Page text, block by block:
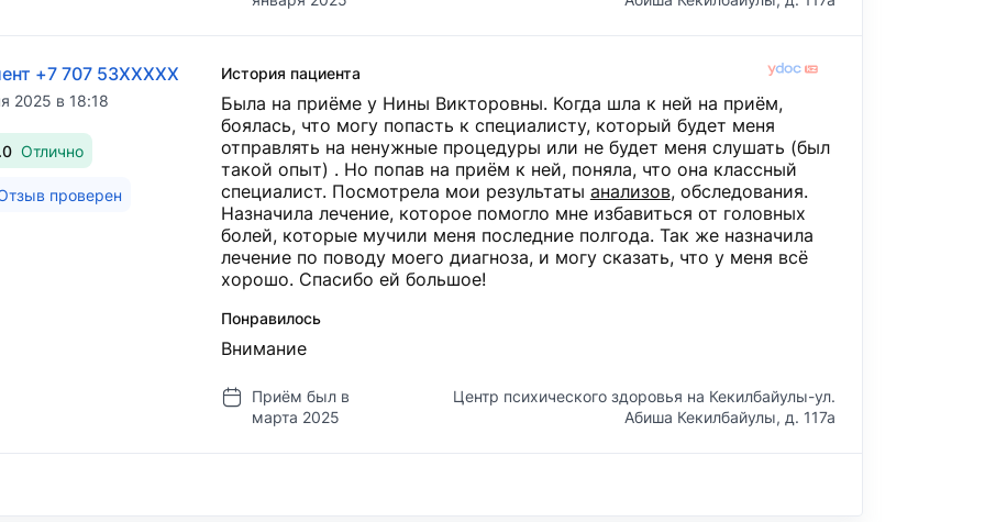
+7 707 53XXXXX
2025 в 18:18
Отлично
проверен
История пациента
Была на приёме у Нины Викторовны. Когда шла к ней на приём,
боялась, что могу попасть к специалисту, который будет меня
отправлять на ненужные процедуры или не будет меня слушать (был
такой опыт) . Но попав на приём к ней, поняла, что она классный
специалист. Посмотрела мои результаты анализов​, обследования.
Назначила лечение, которое помогло мне избавиться от головных
болей, которые мучили меня последние полгода. Так же назначила
лечение по поводу моего диагноза, и могу сказать, что у меня всё
хорошо. Спасибо ей большое!
Понравилось
Внимание
Приём был в
марта 2025
Центр психического здоровья на Кекилбайулы-ул.
Абиша Кекилбайулы, д. 117а